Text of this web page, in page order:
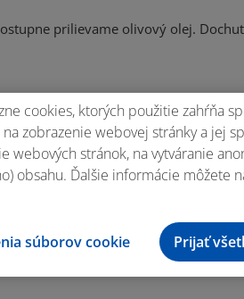
prilievame olivový olej.
jedlo pokvapkáme pripraveným
cookies, ktorých použitie zahŕňa
zobrazenie webovej stránky a jej
stránok, na vytváranie
obsahu. Ďalšie informácie môžete
súborov cookie Prijať